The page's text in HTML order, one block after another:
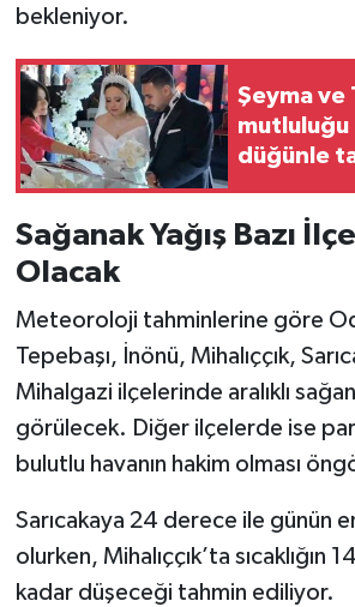
bekleniyor.
Şeyma ve
düğünle
Sağanak Yağış Bazı
Olacak
Meteoroloji tahminlerine göre
Tepebaşı, İnönü, Mihalıççık,
Mihalgazi ilçelerinde aralıklı
görülecek. Diğer ilçelerde ise
bulutlu havanın hakim olması
Sarıcakaya 24 derece ile günün
olurken, Mihalıççık’ta sıcaklığın
kadar düşeceği tahmin ediliyor.